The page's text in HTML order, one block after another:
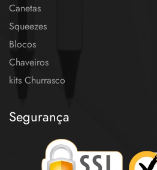
Canetas
Squeezes
Blocos
Chaveiros
kits Churrasco
Segurança